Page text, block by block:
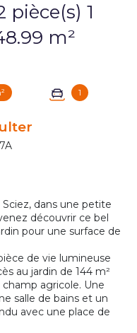
chambre(s) 48.99 m²
1
dans une petite
découvrir ce bel
pour une surface de
de vie lumineuse
au jardin de 144 m²
agricole. Une
salle de bains et un
avec une place de